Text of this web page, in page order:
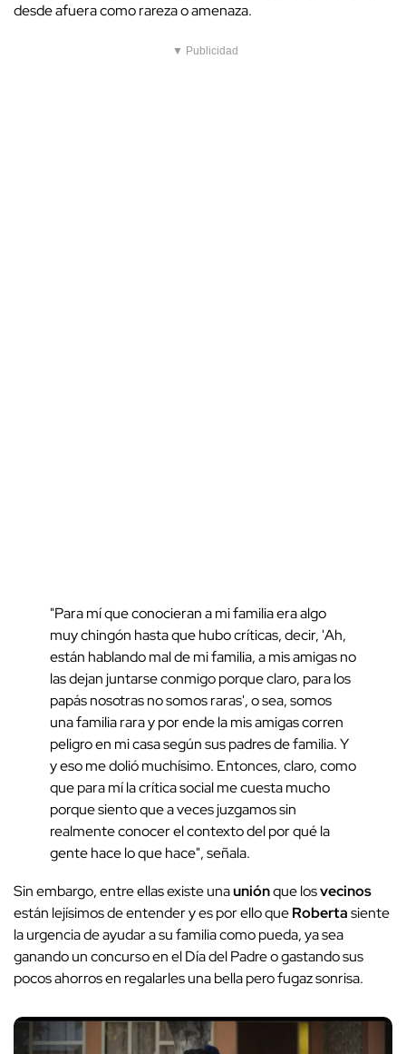
desde afuera como rareza o amenaza.
▼ Publicidad
"Para mí que conocieran a mi familia era algo
muy chingón hasta que hubo críticas, decir, 'Ah,
están hablando mal de mi familia, a mis amigas no
las dejan juntarse conmigo porque claro, para los
papás nosotras no somos raras', o sea, somos
una familia rara y por ende la mis amigas corren
peligro en mi casa según sus padres de familia. Y
y eso me dolió muchísimo. Entonces, claro, como
que para mí la crítica social me cuesta mucho
porque siento que a veces juzgamos sin
realmente conocer el contexto del por qué la
gente hace lo que hace", señala.
Sin embargo, entre ellas existe unauniónque losvecinos
están lejísimos de entender y es por ello queRobertasiente
la urgencia de ayudar a su familia como pueda, ya sea
ganando un concurso en el Día del Padre o gastando sus
pocos ahorros en regalarles una bella pero fugaz sonrisa.